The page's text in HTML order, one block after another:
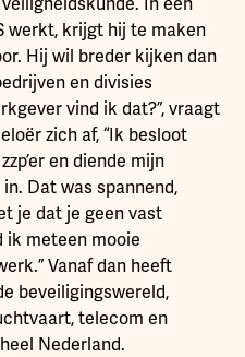
werkt, krijgt hij te maken
Hij wil breder kijken dan
en divisies
vind ik dat?”, vraagt
zich af, “Ik besloot
en diende mijn
Dat was spannend,
je dat je geen vast
ik meteen mooie
Vanaf dan heeft
beveiligingswereld,
telecom en
Nederland.